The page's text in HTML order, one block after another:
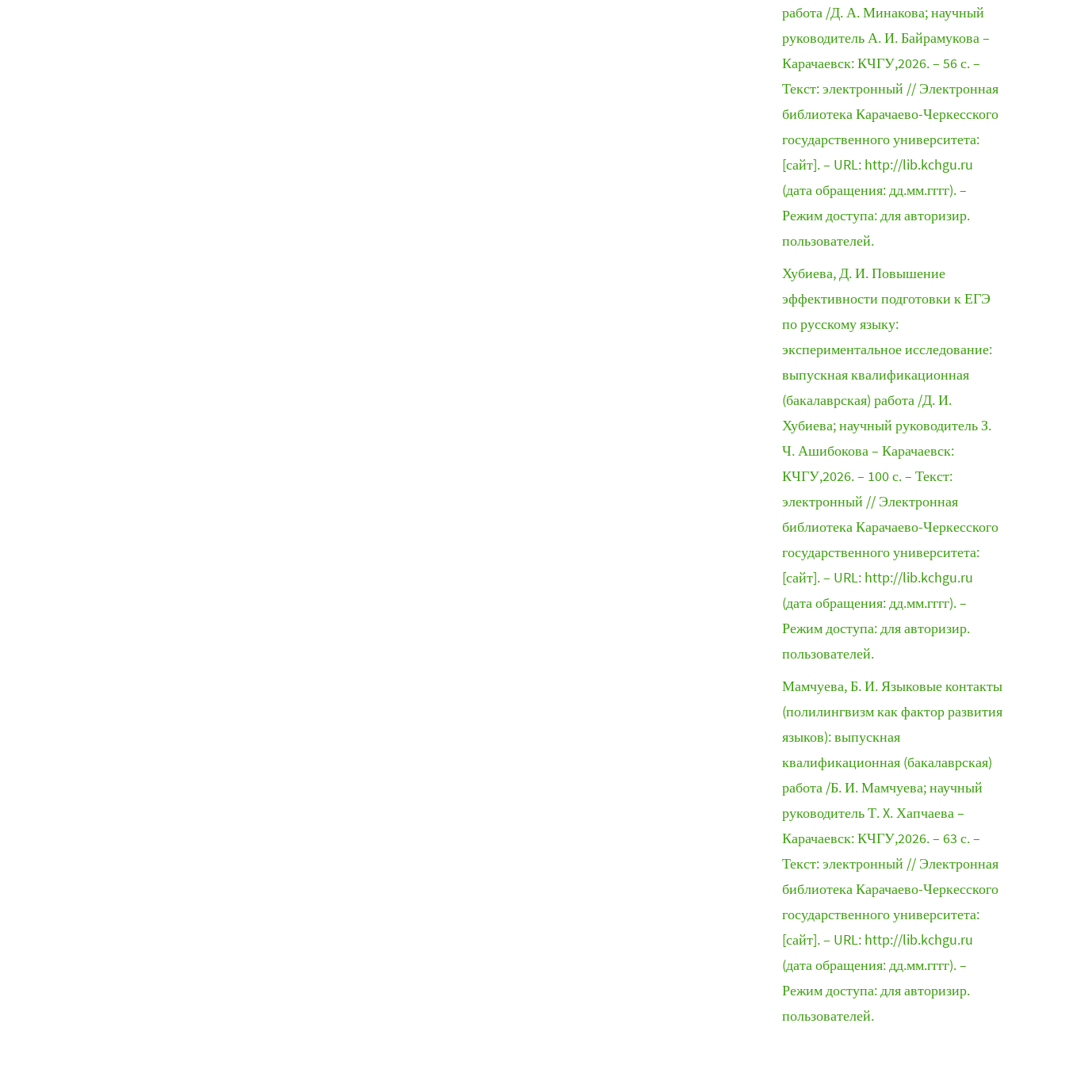
работа /Д. А. Минакова; научный
руководитель А. И. Байрамукова –
Карачаевск: КЧГУ,2026. – 56 с. –
Текст: электронный // Электронная
библиотека Карачаево-Черкесского
государственного университета:
[сайт]. – URL: http://lib.kchgu.ru
(дата обращения: дд.мм.гггг). –
Режим доступа: для авторизир.
пользователей.
Хубиева, Д. И. Повышение
эффективности подготовки к ЕГЭ
по русскому языку:
экспериментальное исследование:
выпускная квалификационная
(бакалаврская) работа /Д. И.
Хубиева; научный руководитель З.
Ч. Ашибокова – Карачаевск:
КЧГУ,2026. – 100 с. – Текст:
электронный // Электронная
библиотека Карачаево-Черкесского
государственного университета:
[сайт]. – URL: http://lib.kchgu.ru
(дата обращения: дд.мм.гггг). –
Режим доступа: для авторизир.
пользователей.
Мамчуева, Б. И. Языковые контакты
(полилингвизм как фактор развития
языков): выпускная
квалификационная (бакалаврская)
работа /Б. И. Мамчуева; научный
руководитель Т. X. Хапчаева –
Карачаевск: КЧГУ,2026. – 63 с. –
Текст: электронный // Электронная
библиотека Карачаево-Черкесского
государственного университета:
[сайт]. – URL: http://lib.kchgu.ru
(дата обращения: дд.мм.гггг). –
Режим доступа: для авторизир.
пользователей.